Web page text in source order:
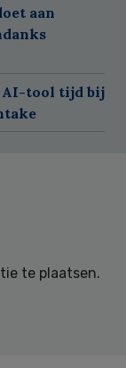
aan
AI-tool tijd bij
te plaatsen.